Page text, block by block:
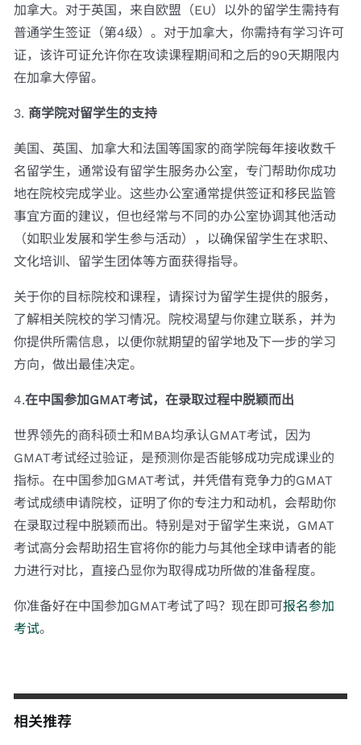
加拿大。对于英国，来自欧盟（EU）以外的留学生需持有
普通学生签证（第4级）。对于加拿大，你需持有学习许可
证，该许可证允许你在攻读课程期间和之后的90天期限内
在加拿大停留。
3. 商学院对留学生的支持
美国、英国、加拿大和法国等国家的商学院每年接收数千
名留学生，通常设有留学生服务办公室，专门帮助你成功
地在院校完成学业。这些办公室通常提供签证和移民监管
事宜方面的建议，但也经常与不同的办公室协调其他活动
（如职业发展和学生参与活动），以确保留学生在求职、
文化培训、留学生团体等方面获得指导。
关于你的目标院校和课程，请探讨为留学生提供的服务，
了解相关院校的学习情况。院校渴望与你建立联系，并为
你提供所需信息，以便你就期望的留学地及下一步的学习
方向，做出最佳决定。
4.在中国参加GMAT考试，在录取过程中脱颖而出
世界领先的商科硕士和MBA均承认GMAT考试，因为
GMAT考试经过验证，是预测你是否能够成功完成课业的
指标。在中国参加GMAT考试，并凭借有竞争力的GMAT
考试成绩申请院校，证明了你的专注力和动机，会帮助你
在录取过程中脱颖而出。特别是对于留学生来说，GMAT
考试高分会帮助招生官将你的能力与其他全球申请者的能
力进行对比，直接凸显你为取得成功所做的准备程度。
你准备好在中国参加GMAT考试了吗？现在即可报名参加
考试。
相关推荐